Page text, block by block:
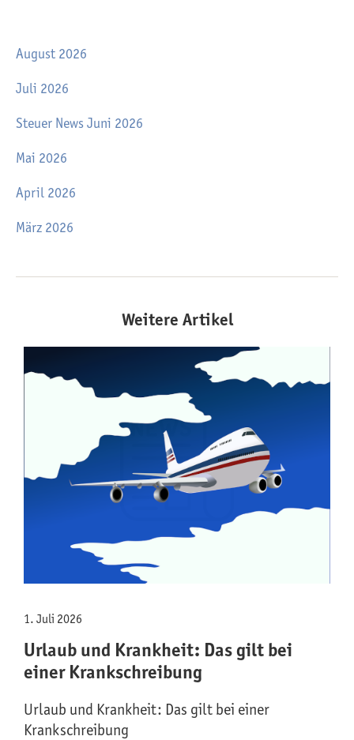
August 2026
Juli 2026
Steuer News Juni 2026
Mai 2026
April 2026
März 2026
Weitere Artikel
1. Juli 2026
Urlaub und Krankheit: Das gilt bei
einer Krankschreibung
Urlaub und Krankheit: Das gilt bei einer
Krankschreibung